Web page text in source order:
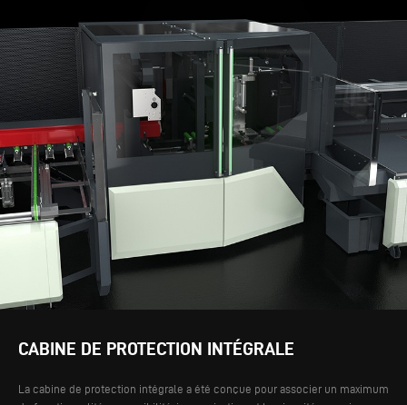
CABINE DE PROTECTION INTÉGRALE
La cabine de protection intégrale a été conçue pour associer un maximum